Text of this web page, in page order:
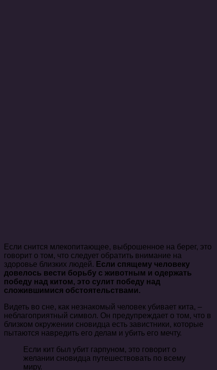
Если снится млекопитающее, выброшенное на берег, это
говорит о том, что следует обратить внимание на
здоровье близких людей. Если спящему человеку
довелось вести борьбу с животным и одержать
победу над китом, это сулит победу над
сложившимися обстоятельствами.
Видеть во сне, как незнакомый человек убивает кита, –
неблагоприятный символ. Он предупреждает о том, что в
близком окружении сновидца есть завистники, которые
пытаются навредить его делам и убить его мечту.
Если кит был убит гарпуном, это говорит о
желании сновидца путешествовать по всему
миру.